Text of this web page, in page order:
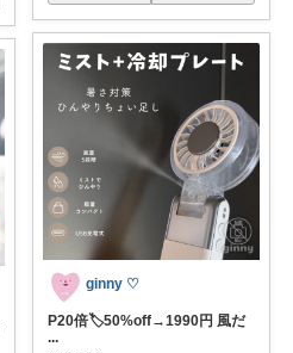
ginny ♡
P20倍🏷️50%off→1990円 風だ
...